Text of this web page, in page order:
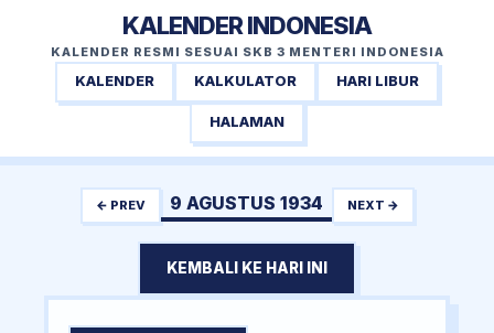
KALENDER INDONESIA
KALENDER RESMI SESUAI SKB 3 MENTERI INDONESIA
KALENDER KALKULATOR HARI LIBUR
HALAMAN
← PREV 9 AGUSTUS 1934 NEXT →
KEMBALI KE HARI INI